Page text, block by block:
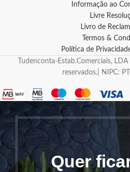
Informação ao
Livre
Livro de
Termos &
Política de
Tudenconta-Estab.Comerciais,
reservados.| NIPC:
Quer